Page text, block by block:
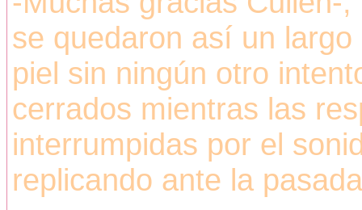
se quedaron así un
piel sin ningún otro
cerrados mientras las
interrumpidas por el
replicando ante la